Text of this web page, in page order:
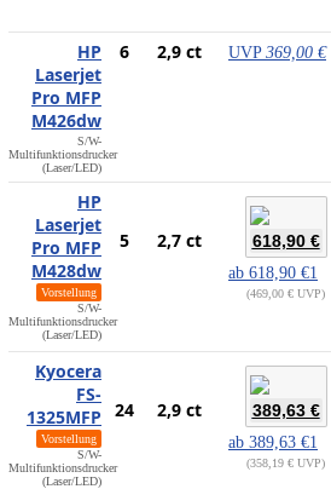
HP
Laserjet
Pro MFP
M426dw
S/W-
Multifunktionsdrucker
(Laser/LED)
6 2,9 ct UVP 369,00 €
HP
Laserjet
Pro MFP
M428dw
Vorstellung
S/W-
Multifunktionsdrucker
(Laser/LED)
5 2,7 ct 618,90 €
ab 618,90 €1
469,00 € UVP
Kyocera
FS-
1325MFP
Vorstellung
S/W-
Multifunktionsdrucker
(Laser/LED)
24 2,9 ct 389,63 €
ab 389,63 €1
358,19 € UVP